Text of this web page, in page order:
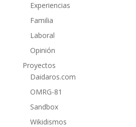
Experiencias
Familia
Laboral
Opinión
Proyectos
Daidaros.com
OMRG-81
Sandbox
Wikidismos